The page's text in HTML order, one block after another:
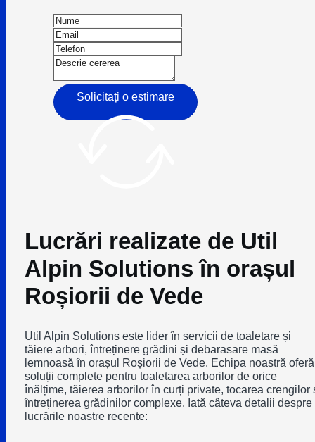
Solicitați o estimare
Lucrări realizate de Util
Alpin Solutions în orașul
Roșiorii de Vede
Util Alpin Solutions este lider în servicii de toaletare și
tăiere arbori, întreținere grădini și debarasare masă
lemnoasă în orașul Roșiorii de Vede. Echipa noastră oferă
soluții complete pentru toaletarea arborilor de orice
înălțime, tăierea arborilor în curți private, tocarea crengilor
întreținerea grădinilor complexe. Iată câteva detalii despre
lucrările noastre recente: